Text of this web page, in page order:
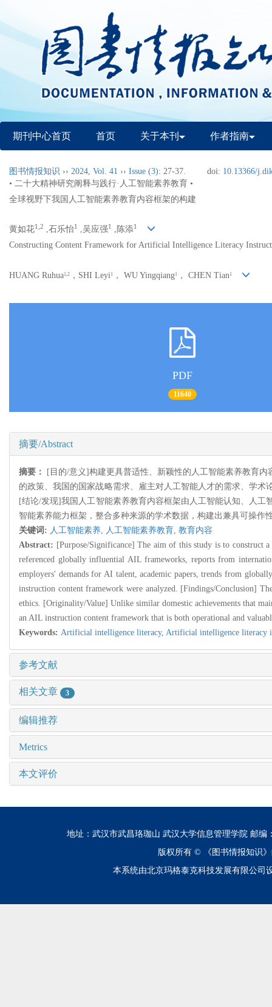
期刊中心首页 首页 关于本刊 作者指南
图书情报知识 ›› 2024, Vol. 41 ›› Issue (3): 27-37. doi: 10.13366/
• 二十大精神研究阐释与践行·人工智能素养教育 •
全球视野下我国人工智能素养教育内容框架的构建
黄如花1,2 ,石乐怡1 ,吴应强1 ,陈添1
Constructing Content Framework for Artificial Intelligence Literacy
HUANG Ruhua1,2 ，SHI Leyi 1 ， WU Yingqiang1 ， CHEN Tian 1
PDF
11640
摘要/Abstract
摘要：
[目的/意义]构建更具普适性、新颖性的人工智能素养教育
的政策、我国的国家战略需求、雇主对人工智能人才的需求、学
[结论/发现]我国人工智能素养教育内容框架由人工智能认知、人
智能素养能力框架，整合多种来源的学术数据，构建出兼具可操作
关键词: 人工智能素养, 人工智能素养教育, 教育内容
Abstract: [Purpose/Significance] The aim of this study is to
referenced globally influential AIL frameworks, reports from
employers' demands for AI talent, academic papers, trends from
instruction content framework were analyzed. [Findings/Conclusion]
ethics. [Originality/Value] Unlike similar domestic achievements that
an AIL instruction content framework that is both operational and
Keywords: Artificial intelligence literacy, Artificial intelligence literacy
参考文献
相关文章 3
编辑推荐
Metrics
本文评价
地址：武汉市武昌珞珈山 武汉大学信息管理学院 邮编
版权所有 ©
《图书情报知识
本系统由北京玛格泰克科技发展有限公司